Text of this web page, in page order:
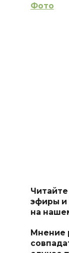
Фото
эфиры и
на
Мнение